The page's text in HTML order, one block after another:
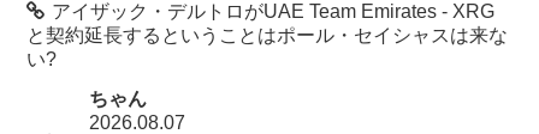
アイザック・デルトロがUAE Team Emirates - XRG
と契約延長するということはポール・セイシャスは来な
い?
ちゃん
2026.08.07